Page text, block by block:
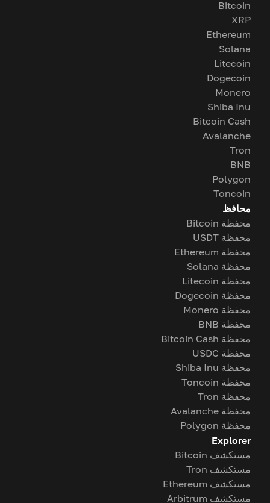
Bitcoin
XRP
Ethereum
Solana
Litecoin
Dogecoin
Monero
Shiba Inu
Bitcoin Cash
Avalanche
Tron
BNB
Polygon
Toncoin
محافظ
محفظة Bitcoin
محفظة USDT
محفظة Ethereum
محفظة Solana
محفظة Litecoin
محفظة Dogecoin
محفظة Monero
محفظة BNB
محفظة Bitcoin Cash
محفظة USDC
محفظة Shiba Inu
محفظة Toncoin
محفظة Tron
محفظة Avalanche
محفظة Polygon
Explorer
مستكشف Bitcoin
مستكشف Tron
مستكشف Ethereum
مستكشف Arbitrum